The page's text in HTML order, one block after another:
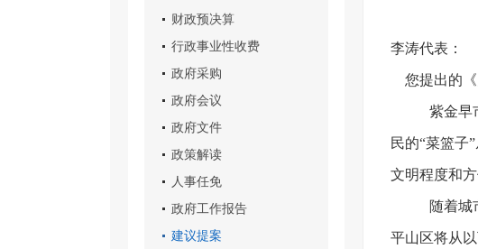
财政预决算
行政事业性收费
政府采购
政府会议
政府文件
政策解读
人事任免
政府工作报告
建议提案
李涛代表：
您提出的《
紫金早
民的“菜篮子
文明程度和
随着城
平山区将从